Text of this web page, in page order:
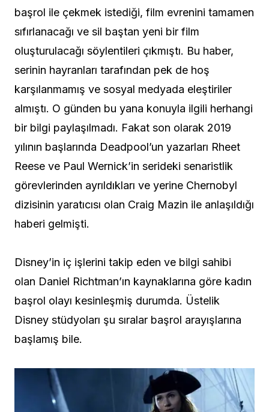
başrol ile çekmek istediği, film evrenini tamamen
sıfırlanacağı ve sil baştan yeni bir film
oluşturulacağı söylentileri çıkmıştı. Bu haber,
serinin hayranları tarafından pek de hoş
karşılanmamış ve sosyal medyada eleştiriler
almıştı. O günden bu yana konuyla ilgili herhangi
bir bilgi paylaşılmadı. Fakat son olarak 2019
yılının başlarında Deadpool’un yazarları Rheet
Reese ve Paul Wernick’in serideki senaristlik
görevlerinden ayrıldıkları ve yerine Chernobyl
dizisinin yaratıcısı olan Craig Mazin ile anlaşıldığı
haberi gelmişti.
Disney’in iç işlerini takip eden ve bilgi sahibi
olan Daniel Richtman’ın kaynaklarına göre kadın
başrol olayı kesinleşmiş durumda. Üstelik
Disney stüdyoları şu sıralar başrol arayışlarına
başlamış bile.